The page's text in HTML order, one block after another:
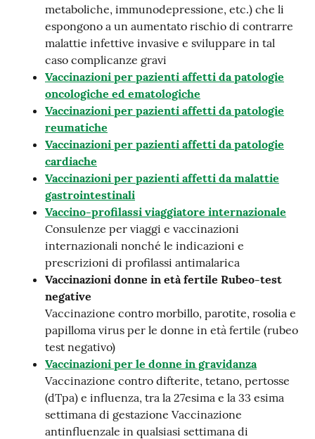
metaboliche, immunodepressione, etc.) che li
espongono a un aumentato rischio di contrarre
malattie infettive invasive e sviluppare in tal
caso complicanze gravi
Vaccinazioni per pazienti affetti da patologie
oncologiche ed ematologiche
Vaccinazioni per pazienti affetti da patologie
reumatiche
Vaccinazioni per pazienti affetti da patologie
cardiache
Vaccinazioni per pazienti affetti da malattie
gastrointestinali
Vaccino-profilassi viaggiatore internazionale
Consulenze per viaggi e vaccinazioni
internazionali nonché le indicazioni e
prescrizioni di profilassi antimalarica
Vaccinazioni donne in età fertile Rubeo-test
negative
Vaccinazione contro morbillo, parotite, rosolia e
papilloma virus per le donne in età fertile (rubeo
test negativo)
Vaccinazioni per le donne in gravidanza
Vaccinazione contro difterite, tetano, pertosse
(dTpa) e influenza, tra la 27esima e la 33 esima
settimana di gestazione Vaccinazione
antinfluenzale in qualsiasi settimana di